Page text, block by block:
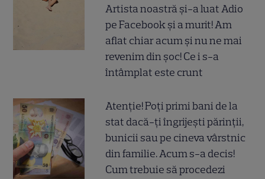
Artista noastră și-a luat Adio
pe Facebook și a murit! Am
aflat chiar acum și nu ne mai
revenim din șoc! Ce i s-a
întâmplat este crunt
Atenție! Poți primi bani de la
stat dacă-ți îngrijești părinții,
bunicii sau pe cineva vârstnic
din familie. Acum s-a decis!
Cum trebuie să procedezi